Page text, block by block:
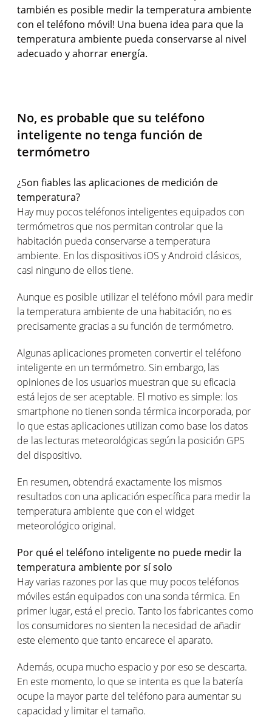
también es posible medir la temperatura ambiente
con el teléfono móvil! Una buena idea para que la
temperatura ambiente pueda conservarse al nivel
adecuado y ahorrar energía.
No, es probable que su teléfono
inteligente no tenga función de
termómetro
¿Son fiables las aplicaciones de medición de
temperatura?
Hay muy pocos teléfonos inteligentes equipados con
termómetros que nos permitan controlar que la
habitación pueda conservarse a temperatura
ambiente. En los dispositivos iOS y Android clásicos,
casi ninguno de ellos tiene.
Aunque es posible utilizar el teléfono móvil para medir
la temperatura ambiente de una habitación, no es
precisamente gracias a su función de termómetro.
Algunas aplicaciones prometen convertir el teléfono
inteligente en un termómetro. Sin embargo, las
opiniones de los usuarios muestran que su eficacia
está lejos de ser aceptable. El motivo es simple: los
smartphone no tienen sonda térmica incorporada, por
lo que estas aplicaciones utilizan como base los datos
de las lecturas meteorológicas según la posición GPS
del dispositivo.
En resumen, obtendrá exactamente los mismos
resultados con una aplicación específica para medir la
temperatura ambiente que con el widget
meteorológico original.
Por qué el teléfono inteligente no puede medir la
temperatura ambiente por sí solo
Hay varias razones por las que muy pocos teléfonos
móviles están equipados con una sonda térmica. En
primer lugar, está el precio. Tanto los fabricantes como
los consumidores no sienten la necesidad de añadir
este elemento que tanto encarece el aparato.
Además, ocupa mucho espacio y por eso se descarta.
En este momento, lo que se intenta es que la batería
ocupe la mayor parte del teléfono para aumentar su
capacidad y limitar el tamaño.